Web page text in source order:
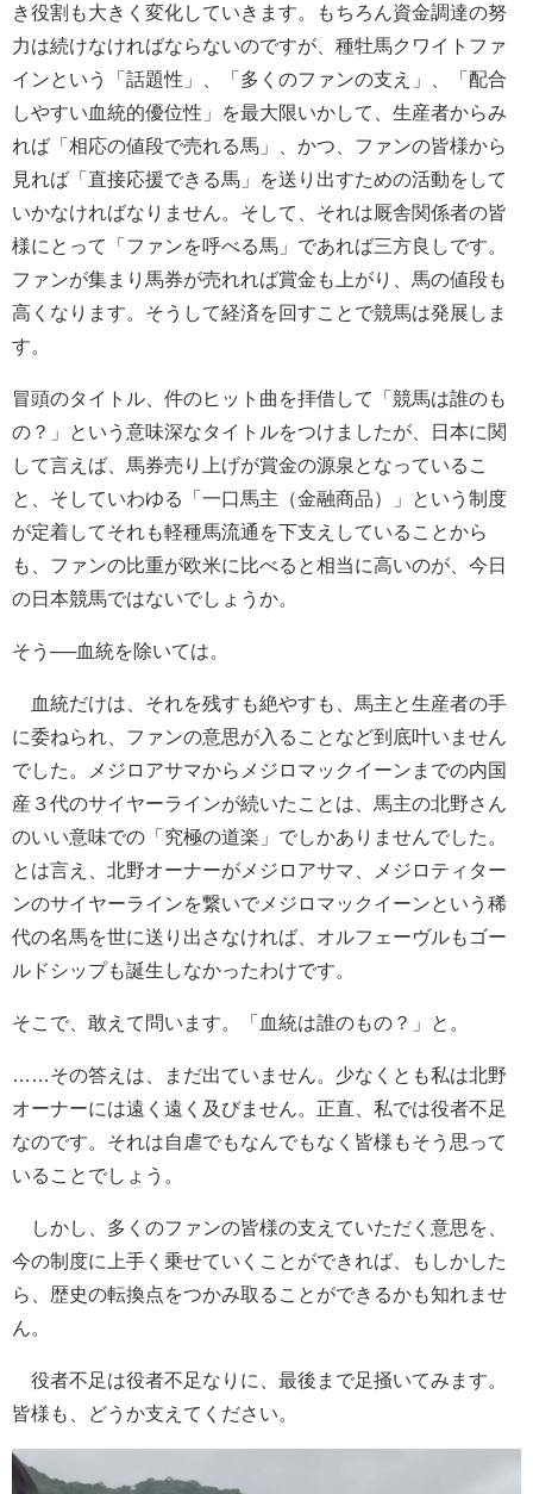
き役割も大きく変化していきます。もちろん資金調達の努
力は続けなければならないのですが、種牡馬クワイトファ
インという「話題性」、「多くのファンの支え」、「配合
しやすい血統的優位性」を最大限いかして、生産者からみ
れば「相応の値段で売れる馬」、かつ、ファンの皆様から
見れば「直接応援できる馬」を送り出すための活動をして
いかなければなりません。そして、それは厩舎関係者の皆
様にとって「ファンを呼べる馬」であれば三方良しです。
ファンが集まり馬券が売れれば賞金も上がり、馬の値段も
高くなります。そうして経済を回すことで競馬は発展しま
す。
冒頭のタイトル、件のヒット曲を拝借して「競馬は誰のも
の？」という意味深なタイトルをつけましたが、日本に関
して言えば、馬券売り上げが賞金の源泉となっているこ
と、そしていわゆる「一口馬主（金融商品）」という制度
が定着してそれも軽種馬流通を下支えしていることから
も、ファンの比重が欧米に比べると相当に高いのが、今日
の日本競馬ではないでしょうか。
そう──血統を除いては。
血統だけは、それを残すも絶やすも、馬主と生産者の手
に委ねられ、ファンの意思が入ることなど到底叶いません
でした。メジロアサマからメジロマックイーンまでの内国
産３代のサイヤーラインが続いたことは、馬主の北野さん
のいい意味での「究極の道楽」でしかありませんでした。
とは言え、北野オーナーがメジロアサマ、メジロティター
ンのサイヤーラインを繋いでメジロマックイーンという稀
代の名馬を世に送り出さなければ、オルフェーヴルもゴー
ルドシップも誕生しなかったわけです。
そこで、敢えて問います。「血統は誰のもの？」と。
……その答えは、まだ出ていません。少なくとも私は北野
オーナーには遠く遠く及びません。正直、私では役者不足
なのです。それは自虐でもなんでもなく皆様もそう思って
いることでしょう。
しかし、多くのファンの皆様の支えていただく意思を、
今の制度に上手く乗せていくことができれば、もしかした
ら、歴史の転換点をつかみ取ることができるかも知れませ
ん。
役者不足は役者不足なりに、最後まで足掻いてみます。
皆様も、どうか支えてください。